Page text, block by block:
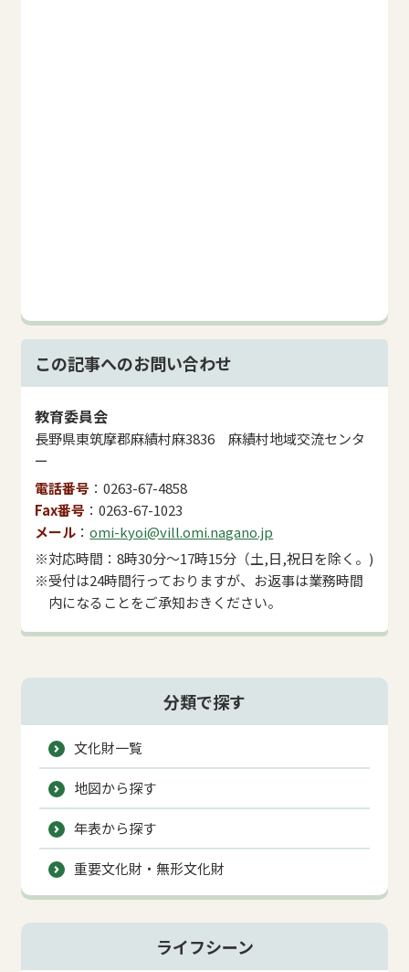
この記事へのお問い合わせ
教育委員会
長野県東筑摩郡麻績村麻3836 麻績村地域交流センタ
ー
電話番号
0263-67-4858
Fax番号
0263-67-1023
メール
omi-kyoi@vill.omi.nagano.jp
※対応時間：8時30分～17時15分（土,日,祝日を除く。)
※受付は24時間行っておりますが、お返事は業務時間
内になることをご承知おきください。
分類で探す
文化財一覧
地図から探す
年表から探す
重要文化財・無形文化財
ライフシーン